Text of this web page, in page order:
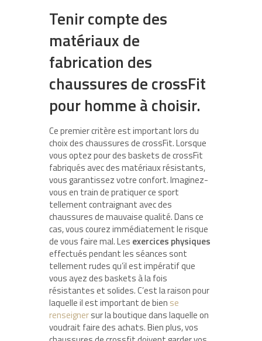
Tenir compte des
matériaux de
fabrication des
chaussures de crossFit
pour homme à choisir.
Ce premier critère est important lors du
choix des chaussures de crossFit. Lorsque
vous optez pour des baskets de crossFit
fabriqués avec des matériaux résistants,
vous garantissez votre confort. Imaginez-
vous en train de pratiquer ce sport
tellement contraignant avec des
chaussures de mauvaise qualité. Dans ce
cas, vous courez immédiatement le risque
de vous faire mal. Les exercices physiques
effectués pendant les séances sont
tellement rudes qu’il est impératif que
vous ayez des baskets à la fois
résistantes et solides. C’est la raison pour
laquelle il est important de bien se
renseignersur la boutique dans laquelle on
voudrait faire des achats. Bien plus, vos